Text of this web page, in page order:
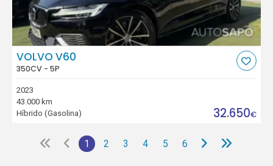
VOLVO V60
350CV - 5P
2023
43.000 km
Híbrido (Gasolina)
32.650€
1 2 3 4 5 6